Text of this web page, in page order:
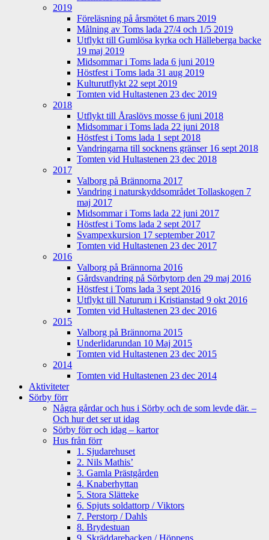
2019
Föreläsning på årsmötet 6 mars 2019
Målning av Toms lada 27/4 och 1/5 2019
Utflykt till Gumlösa kyrka och Hälleberga backe
19 maj 2019
Midsommar i Toms lada 6 juni 2019
Höstfest i Toms lada 31 aug 2019
Kulturutflykt 22 sept 2019
Tomten vid Hultastenen 23 dec 2019
2018
Utflykt till Åraslövs mosse 6 juni 2018
Midsommar i Toms lada 22 juni 2018
Höstfest i Toms lada 1 sept 2018
Vandringarna till socknens gränser 16 sept 2018
Tomten vid Hultastenen 23 dec 2018
2017
Valborg på Brännorna 2017
Vandring i naturskyddsområdet Tollaskogen 7
maj 2017
Midsommar i Toms lada 22 juni 2017
Höstfest i Toms lada 2 sept 2017
Svampexkursion 17 september 2017
Tomten vid Hultastenen 23 dec 2017
2016
Valborg på Brännorna 2016
Gårdsvandring på Sörbytorp den 29 maj 2016
Höstfest i Toms lada 3 sept 2016
Utflykt till Naturum i Kristianstad 9 okt 2016
Tomten vid Hultastenen 23 dec 2016
2015
Valborg på Brännorna 2015
Underlidarundan 10 Maj 2015
Tomten vid Hultastenen 23 dec 2015
2014
Tomten vid Hultastenen 23 dec 2014
Aktiviteter
Sörby förr
Några gårdar och hus i Sörby och de som levde där. –
Och hur det ser ut idag
Sörby förr och idag – kartor
Hus från förr
1. Sjudarehuset
2. Nils Mathis’
3. Gamla Prästgården
4. Knaberhyttan
5. Stora Slätteke
6. Spjuts soldattorp / Viktors
7. Perstorp / Dahls
8. Brydestuan